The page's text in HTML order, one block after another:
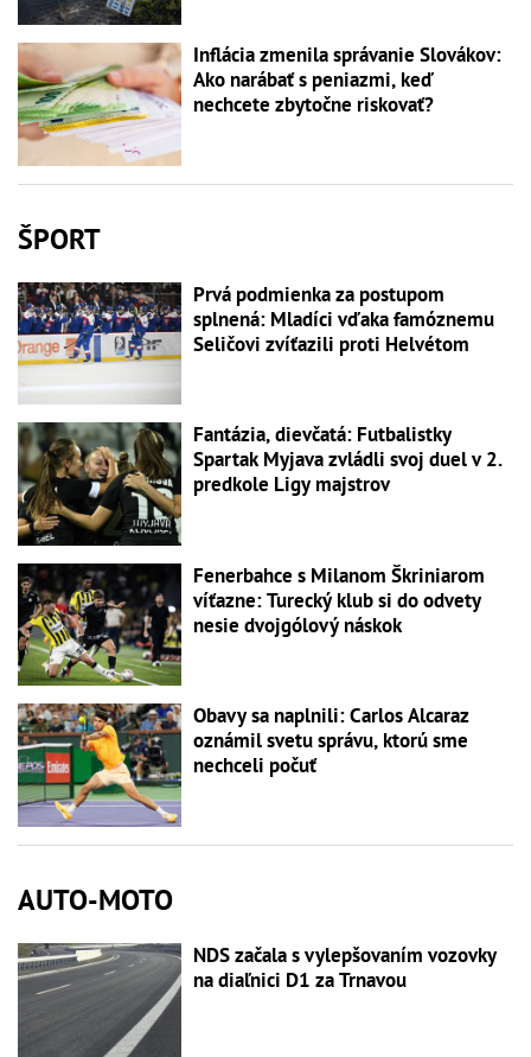
Inflácia zmenila správanie Slovákov:
Ako narábať s peniazmi, keď
nechcete zbytočne riskovať?
ŠPORT
Prvá podmienka za postupom
splnená: Mladíci vďaka famóznemu
Seličovi zvíťazili proti Helvétom
Fantázia, dievčatá: Futbalistky
Spartak Myjava zvládli svoj duel v 2.
predkole Ligy majstrov
Fenerbahce s Milanom Škriniarom
víťazne: Turecký klub si do odvety
nesie dvojgólový náskok
Obavy sa naplnili: Carlos Alcaraz
oznámil svetu správu, ktorú sme
nechceli počuť
AUTO-MOTO
NDS začala s vylepšovaním vozovky
na diaľnici D1 za Trnavou